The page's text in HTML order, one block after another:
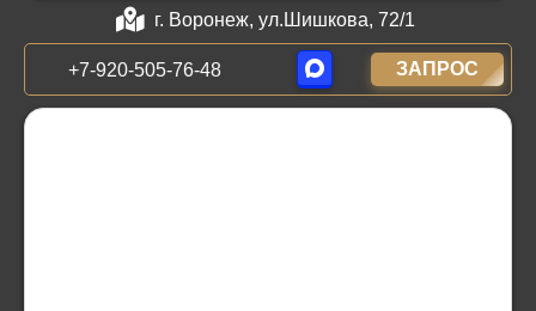
г. Воронеж, ул.Шишкова, 72/1
+7-920-505-76-48 ЗАПРОС